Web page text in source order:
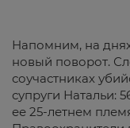
Напомним, на
новый поворот.
соучастниках
супруги Натальи:
ее 25-летнем